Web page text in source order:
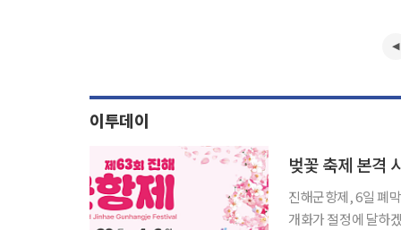
이투데이
벚꽃 축제 본격
진해군항제, 6일 폐막…일부 행사 축소
개화가 절정에 달하겠다. 4일 경남 창원시에 따르면 군항제가 열리고 있는